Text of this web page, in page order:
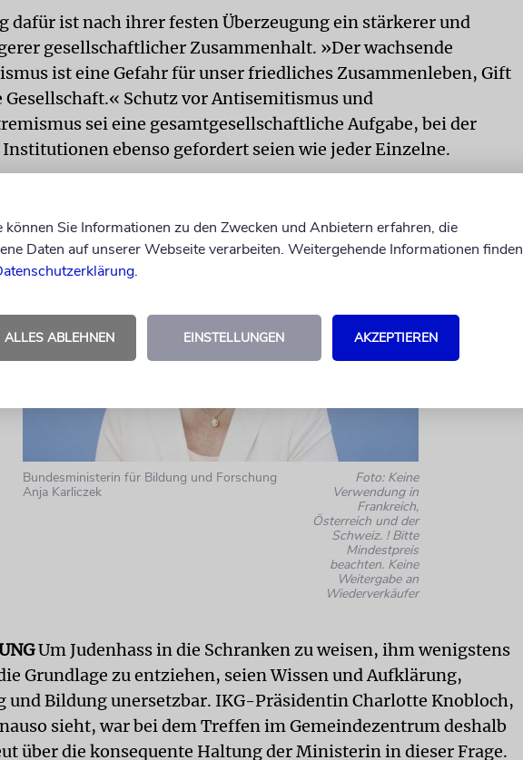
dafür ist nach ihrer festen Überzeugung ein stärkerer und
gesellschaftlicher Zusammenhalt. »Der wachsende
ist eine Gefahr für unser friedliches Zusammenleben, Gift
Gesellschaft.« Schutz vor Antisemitismus und
sei eine gesamtgesellschaftliche Aufgabe, bei der
ebenso gefordert seien wie jeder Einzelne.
Bundesministerin für Bildung und Forschung
Anja Karliczek
Foto: Keine
Verwendung in
Frankreich,
Österreich und der
Schweiz. ! Bitte
Mindestpreis
beachten. Keine
Weitergabe an
Wiederverkäufer
Um Judenhass in die Schranken zu weisen, ihm wenigstens
Grundlage zu entziehen, seien Wissen und Aufklärung,
und Bildung unersetzbar. IKG-Präsidentin Charlotte Knobloch,
sieht, war bei dem Treffen im Gemeindezentrum deshalb
über die konsequente Haltung der Ministerin in dieser Frage.
können Sie Informationen zu den Zwecken und Anbietern erfahren, die
Daten auf unserer Webseite verarbeiten. Weitergehende Informationen finden
.
ALLES ABLEHNEN EINSTELLUNGEN AKZEPTIEREN